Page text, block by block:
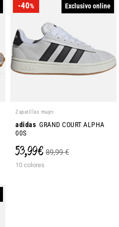
-40% Exclusivo online
Zapatillas mujer
adidas GRAND COURT ALPHA
00S
53,99 € 89,99 €
10 colores